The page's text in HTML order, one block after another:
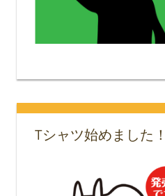
Tシャツ始めました！